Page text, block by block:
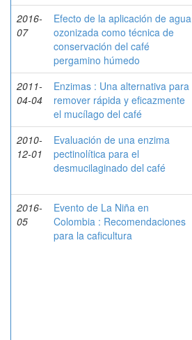
2016-
07
Efecto de la aplicación de agua
ozonizada como técnica de
conservación del café
pergamino húmedo
2011-
04-04
Enzimas : Una alternativa para
remover rápida y eficazmente
el mucílago del café
2010-
12-01
Evaluación de una enzima
pectinolítica para el
desmucilaginado del café
2016-
05
Evento de La Niña en
Colombia : Recomendaciones
para la caficultura